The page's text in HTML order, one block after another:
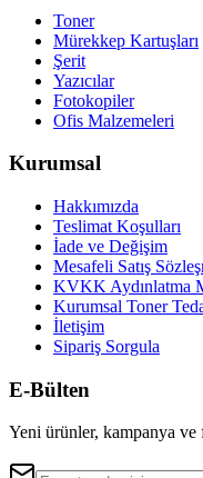
Toner
Mürekkep Kartuşları
Şerit
Yazıcılar
Fotokopiler
Ofis Malzemeleri
Kurumsal
Hakkımızda
Teslimat Koşulları
İade ve Değişim
Mesafeli Satış
KVKK Aydınlatma
Kurumsal Toner
İletişim
Sipariş Sorgula
E-Bülten
Yeni ürünler, kampanya ve